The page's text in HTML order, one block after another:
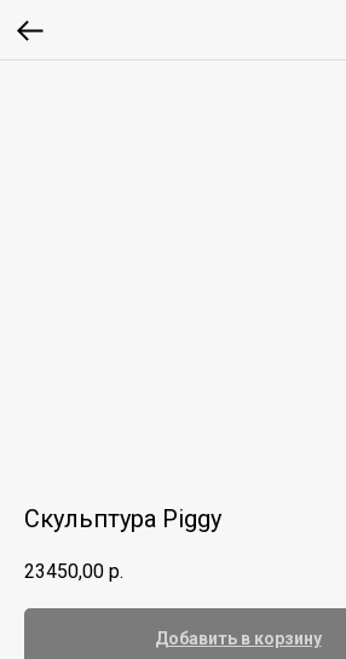
Скульптура Piggy
23450,00 р.
Добавить в корзину